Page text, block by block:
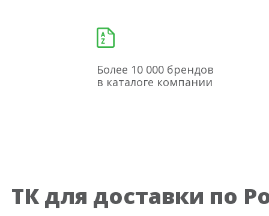
Более 10 000 брендов
в каталоге компании
ТК для доставки по